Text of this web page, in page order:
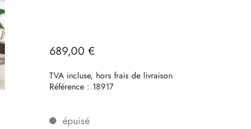
689,00 €
TVA incluse, hors frais de livraison
Référence : 18917
épuisé